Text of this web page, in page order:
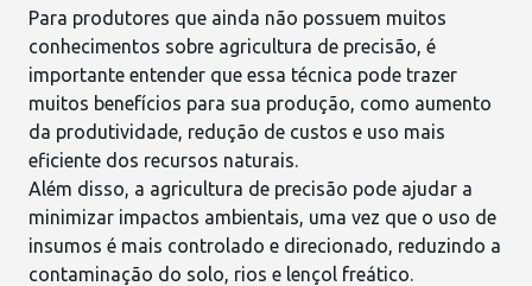
Para produtores que ainda não possuem muitos
conhecimentos sobre agricultura de precisão, é
importante entender que essa técnica pode trazer
muitos benefícios para sua produção, como aumento
da produtividade, redução de custos e uso mais
eficiente dos recursos naturais.
Além disso, a agricultura de precisão pode ajudar a
minimizar impactos ambientais, uma vez que o uso de
insumos é mais controlado e direcionado, reduzindo a
contaminação do solo, rios e lençol freático.